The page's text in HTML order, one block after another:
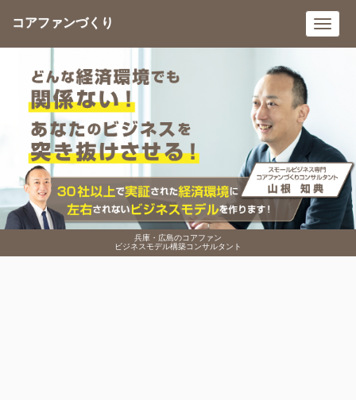
兵庫・広島のコアファン
ビジネスモデル構築コンサルタント
コアファンづくり